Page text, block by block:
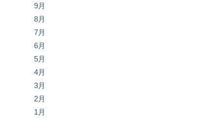
9月
8月
7月
6月
5月
4月
3月
2月
1月